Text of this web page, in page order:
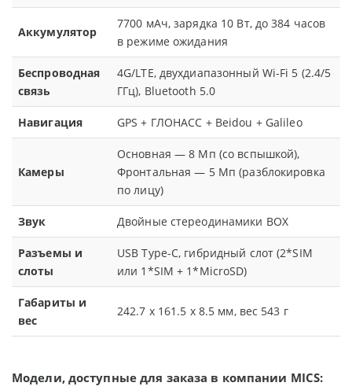
Аккумулятор
7700 мАч, зарядка 10 Вт, до 384 часов
в режиме ожидания
Беспроводная
связь
4G/LTE, двухдиапазонный Wi-Fi 5 (2.4/5
ГГц), Bluetooth 5.0
Навигация GPS + ГЛОНАСС + Beidou + Galileo
Камеры
Основная — 8 Мп (со вспышкой),
Фронтальная — 5 Мп (разблокировка
по лицу)
Звук Двойные стереодинамики BOX
Разъемы и
слоты
USB Type-C, гибридный слот (2*SIM
или 1*SIM + 1*MicroSD)
Габариты и
вес
242.7 x 161.5 x 8.5 мм, вес 543 г
Модели, доступные для заказа в компании MICS: